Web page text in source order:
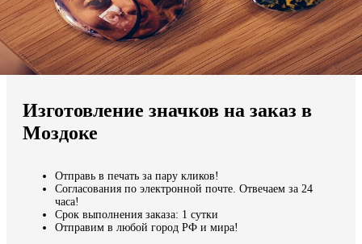
Мы доставляем по всему миру
Продолжить без города
Изготовление значков на заказ в
Моздоке
Отправь в печать за пару кликов!
Согласования по электронной почте. Отвечаем за 24
часа!
Срок выполнения заказа: 1 сутки
Отправим в любой город РФ и мира!